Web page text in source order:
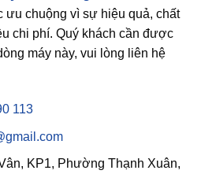
ưu chuộng vì sự hiệu quả, chất
chi phí. Quý khách cần được
máy này, vui lòng liên hệ
113
KP1, Phường Thạnh Xuân,